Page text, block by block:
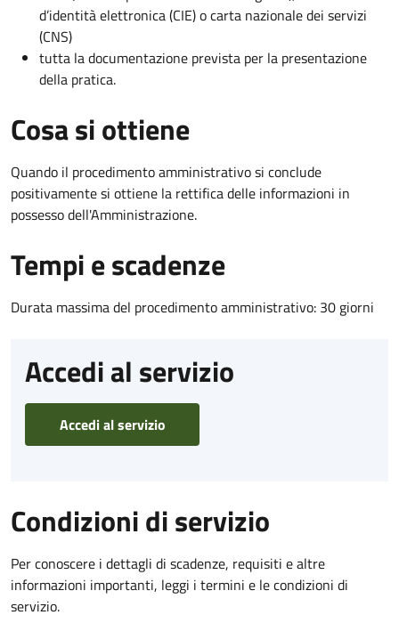
d’identità elettronica (CIE) o carta nazionale dei servizi
(CNS)
tutta la documentazione prevista per la presentazione
della pratica.
Cosa si ottiene
Quando il procedimento amministrativo si conclude
positivamente si ottiene la rettifica delle informazioni in
possesso dell'Amministrazione.
Tempi e scadenze
Durata massima del procedimento amministrativo: 30 giorni
Accedi al servizio
Accedi al servizio
Condizioni di servizio
Per conoscere i dettagli di scadenze, requisiti e altre
informazioni importanti, leggi i termini e le condizioni di
servizio.